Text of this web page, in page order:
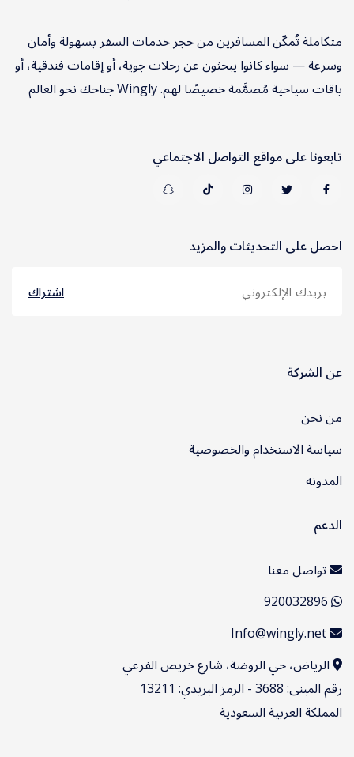
متكاملة تُمكّن المسافرين من حجز خدمات السفر بسهولة وأمان
وسرعة — سواء كانوا يبحثون عن رحلات جوية، أو إقامات فندقية، أو
باقات سياحية مُصمَّمة خصيصًا لهم. Wingly جناحك نحو العالم
تابعونا على مواقع التواصل الاجتماعي
احصل على التحديثات والمزيد
اشتراك
عن الشركة
من نحن
سياسة الاستخدام والخصوصية
المدونه
الدعم
تواصل معنا
الرياض، حي الروضة، شارع خريص الفرعي
رقم المبنى: 3688 - الرمز البريدي: 13211
المملكة العربية السعودية